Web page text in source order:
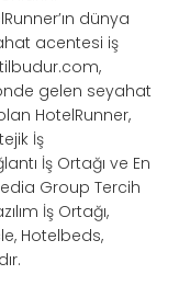
dünya
acentesi iş
gelen seyahat
HotelRunner,
İş
İş Ortağı ve En
Group Tercih
İş Ortağı,
Hotelbeds,